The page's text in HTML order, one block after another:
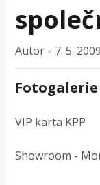
Autor × 7. 5. 2009
VIP karta KPP
Showroom -